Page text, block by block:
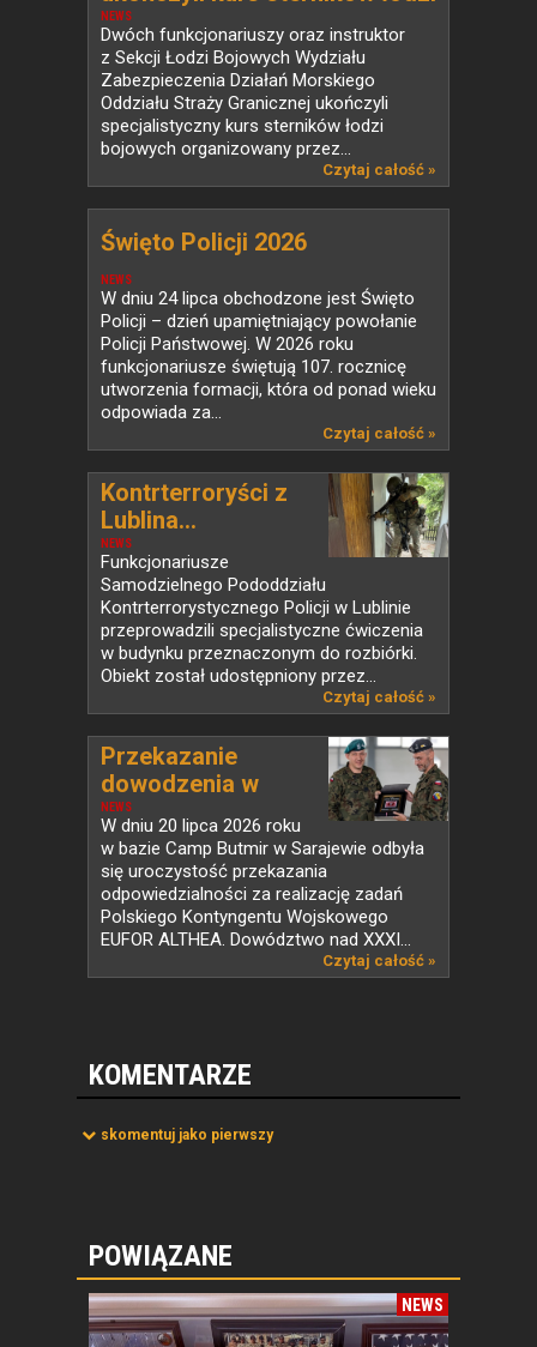
NEWS
bojowych
Dwóch funkcjonariuszy oraz instruktor
z Sekcji Łodzi Bojowych Wydziału
Zabezpieczenia Działań Morskiego
Oddziału Straży Granicznej ukończyli
specjalistyczny kurs sterników łodzi
bojowych organizowany przez...
Czytaj całość »
NEWS
Święto Policji 2026
W dniu 24 lipca obchodzone jest Święto
Policji – dzień upamiętniający powołanie
Policji Państwowej. W 2026 roku
funkcjonariusze świętują 107. rocznicę
utworzenia formacji, która od ponad wieku
odpowiada za...
Czytaj całość »
NEWS
Kontrterroryści z
Lublina...
Funkcjonariusze
Samodzielnego Pododdziału
Kontrterrorystycznego Policji w Lublinie
przeprowadzili specjalistyczne ćwiczenia
w budynku przeznaczonym do rozbiórki.
Obiekt został udostępniony przez...
Czytaj całość »
NEWS
Przekazanie
dowodzenia w
PKW...
W dniu 20 lipca 2026 roku
w bazie Camp Butmir w Sarajewie odbyła
się uroczystość przekazania
odpowiedzialności za realizację zadań
Polskiego Kontyngentu Wojskowego
EUFOR ALTHEA. Dowództwo nad XXXI...
Czytaj całość »
KOMENTARZE
skomentuj jako pierwszy
POWIĄZANE
NEWS